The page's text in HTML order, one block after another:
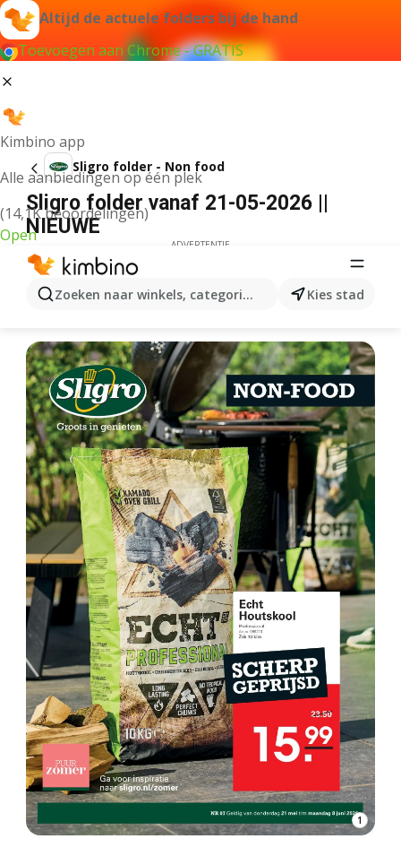
Altijd de actuele folders bij de hand
Toevoegen aan Chrome - GRATIS
Kimbino app
Alle aanbiedingen op één plek
(14,1K beoordelingen)
Open
Zoeken naar winkels, categorieën, producten...
Kies stad
Sligro folder - Non food
Sligro folder vanaf 21-05-2026 ||
NIEUWE
ADVERTENTIE
1